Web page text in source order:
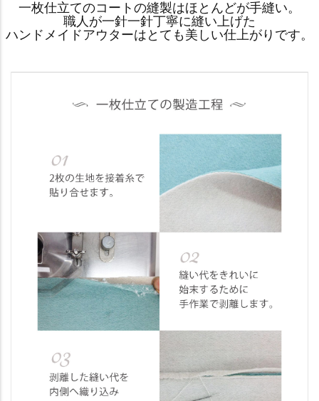
一枚仕立てのコートの縫製はほとんどが手縫い。
職人が一針一針丁寧に縫い上げた
ハンドメイドアウターはとても美しい仕上がりです。